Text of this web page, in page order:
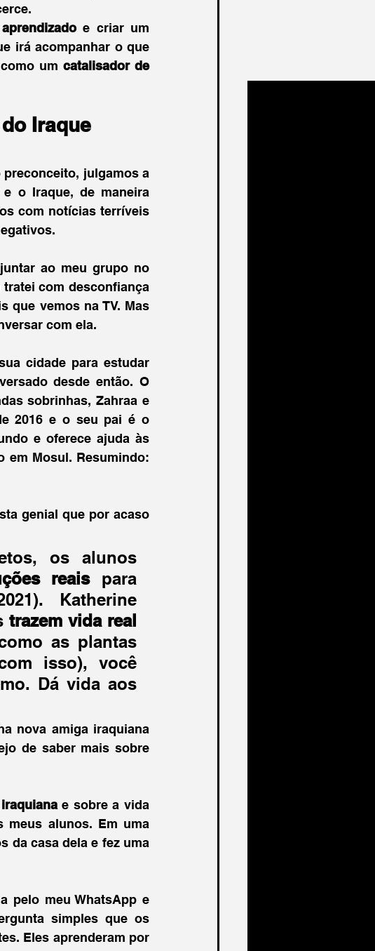
aprendizado
irá acompanhar o que
como um catalisador de
Iraque
julgamos a
o Iraque, de maneira
com notícias terríveis
ao meu grupo no
com desconfiança
que vemos na TV. Mas
com ela.
cidade para estudar
desde então. O
sobrinhas, Zahraa e
2016 e o seu pai é o
e oferece ajuda às
em Mosul. Resumindo:
genial que por acaso
os alunos
reais para
Katherine
trazem vida real
as plantas
isso), você
Dá vida aos
nova amiga iraquiana
e sobre a vida
meus alunos. Em uma
pelo meu WhatsApp e
simples que os
Eles aprenderam por